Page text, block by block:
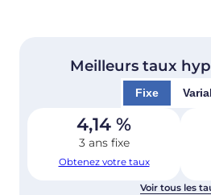
Meilleurs taux
Fixe
4,14 %
3 ans fixe
Obtenez votre taux
Voir tous les